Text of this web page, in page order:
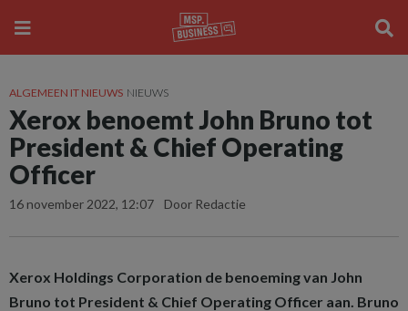
ALGEMEEN IT NIEUWS NIEUWS
Xerox benoemt John Bruno tot
President & Chief Operating
Officer
16 november 2022, 12:07 Door Redactie
Xerox Holdings Corporation de benoeming van John
Bruno tot President & Chief Operating Officer aan. Bruno